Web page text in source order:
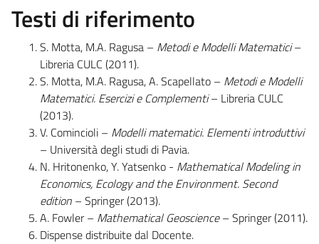
Testi di riferimento
S. Motta, M.A. Ragusa – Metodi e Modelli Matematici–
Libreria CULC (2011).
S. Motta, M.A. Ragusa, A. Scapellato – Metodi e Modelli
Matematici. Esercizi e Complementi– Libreria CULC
(2013).
V. Comincioli – Modelli matematici. Elementi introduttivi
– Università degli studi di Pavia.
N. Hritonenko, Y. Yatsenko - Mathematical Modeling in
Economics, Ecology and the Environment. Second
edition – Springer (2013).
A. Fowler – Mathematical Geoscience– Springer (2011).
Dispense distribuite dal Docente.